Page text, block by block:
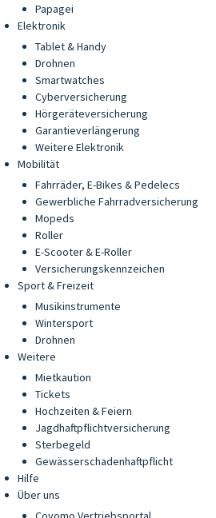
Papagei
Elektronik
Tablet & Handy
Drohnen
Smartwatches
Cyberversicherung
Hörgeräteversicherung
Garantieverlängerung
Weitere Elektronik
Mobilität
Fahrräder, E-Bikes & Pedelecs
Gewerbliche Fahrradversicherung
Mopeds
Roller
E-Scooter & E-Roller
Versicherungskennzeichen
Sport & Freizeit
Musikinstrumente
Wintersport
Drohnen
Weitere
Mietkaution
Tickets
Hochzeiten & Feiern
Jagdhaftpflichtversicherung
Sterbegeld
Gewässerschadenhaftpflicht
Hilfe
Über uns